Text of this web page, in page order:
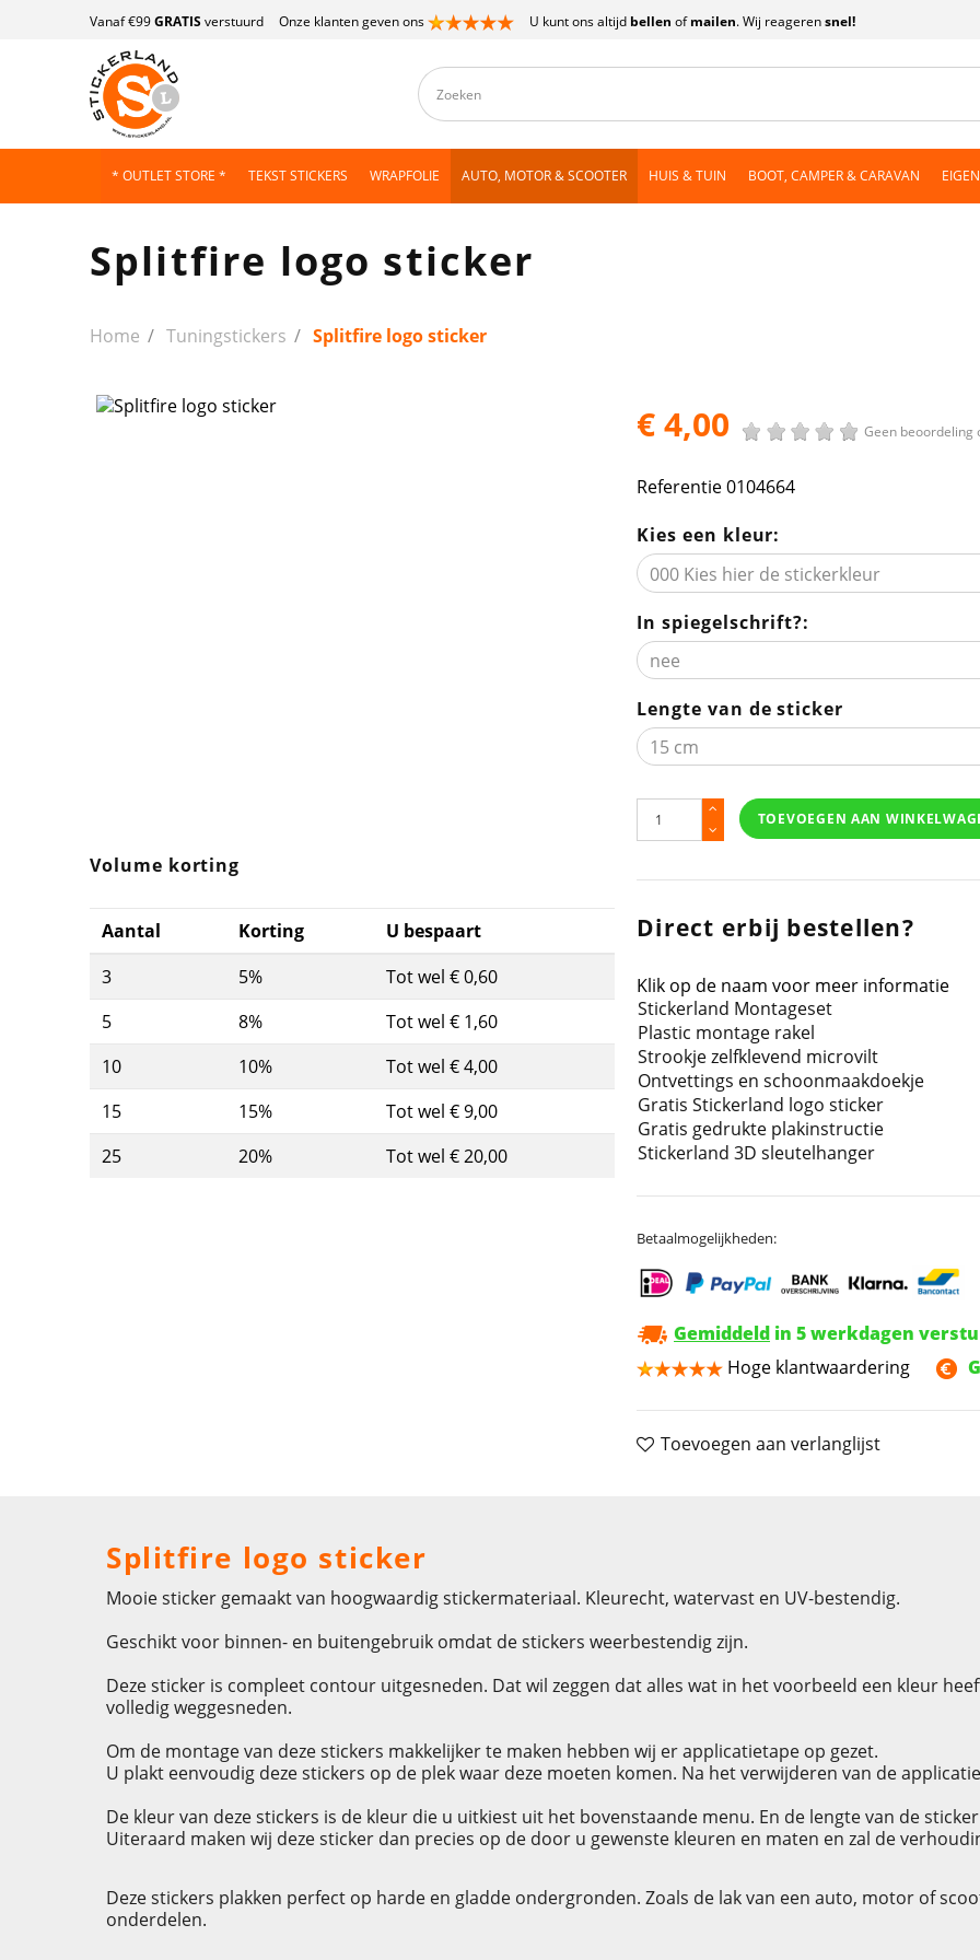
Vanaf €99GRATIS verstuurd Onze klanten geven ons U kunt ons altijd bellen ofmailen. Wij reagerensnel!
* OUTLET STORE * TEKST STICKERS WRAPFOLIE AUTO, MOTOR & SCOOTER HUIS & TUIN BOOT, CAMPER & CARAVAN
Splitfire logo sticker
Home Tuningstickers Splitfire logo sticker
Volume korting
Aantal Korting
U bespaart
3
5%
Tot wel € 0,60
5
8%
Tot wel € 1,60
10
10%
Tot wel € 4,00
15
15%
Tot wel € 9,00
25
20% Tot wel € 20,00
€ 4,00 Geen beoordeling
Referentie0104664
Kies een kleur:
In spiegelschrift?:
Lengte van de sticker
TOEVOEGEN AAN
Direct erbij bestellen?
Klik op de naam voor meer informatie
Stickerland Montageset
Plastic montage rakel
Strookje zelfklevend microvilt
Ontvettings en schoonmaakdoekje
Gratis Stickerland logo sticker
Gratis gedrukte plakinstructie
Stickerland 3D sleutelhanger
Betaalmogelijkheden:
Gemiddeld in 5 werkdagen
Hoge klantwaardering
Toevoegen aan verlanglijst
Splitfire logo sticker
Mooie sticker gemaakt van hoogwaardig stickermateriaal. Kleurecht, watervast en UV-bestendig.
Geschikt voor binnen- en buitengebruik omdat de stickers weerbestendig zijn.
Deze sticker is compleet contour uitgesneden. Dat wil zeggen dat alles wat in het voorbeeld een kleur
volledig weggesneden.
Om de montage van deze stickers makkelijker te maken hebben wij er applicatietape op gezet.
U plakt eenvoudig deze stickers op de plek waar deze moeten komen. Na het verwijderen van de
De kleur van deze stickers is de kleur die u uitkiest uit het bovenstaande menu. En de lengte van de
Uiteraard maken wij deze sticker dan precies op de door u gewenste kleuren en maten en zal de
Deze stickers plakken perfect op harde en gladde ondergronden. Zoals de lak van een auto, motor of
onderdelen.